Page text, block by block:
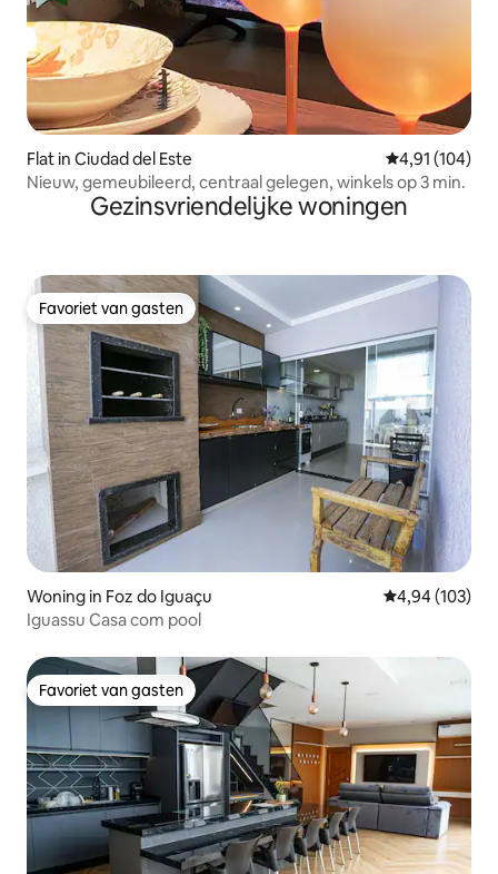
Flat in Ciudad del Este Gemiddelde
4,91 (104)
Nieuw, gemeubileerd, centraal gelegen, winkels op 3 min.
Gezinsvriendelijke woningen
Favoriet van gasten
Favoriet van gasten
Woning in Foz do Iguaçu Gemiddelde
4,94 (103)
Iguassu Casa com pool
Favoriet van gasten
Favoriet van gasten